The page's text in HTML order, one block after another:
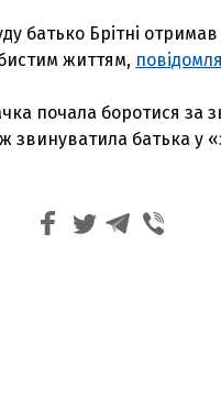
батько Брітні
життям,
почала боротися за
звинуватила батька у